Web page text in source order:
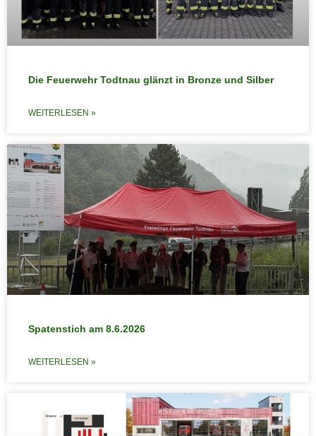
Die Feuerwehr Todtnau glänzt in Bronze und Silber
WEITERLESEN »
Spatenstich am 8.6.2026
WEITERLESEN »